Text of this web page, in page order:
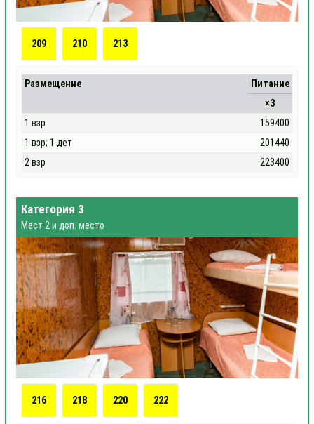
209 210 213
Размещение
Питание
×3
1 взр
159400
1 взр; 1 дет
201440
2 взр
223400
Категория 3
Мест 2 и доп. место
216 218 220 222